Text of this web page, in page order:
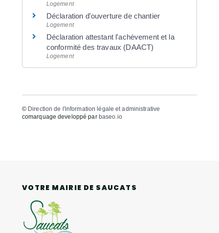
Logement
Déclaration d'ouverture de chantier
Logement
Déclaration attestant l'achèvement et la
conformité des travaux (DAACT)
Logement
© Direction de l'information légale et administrative
comarquage developpé par baseo.io
VOTRE MAIRIE DE SAUCATS